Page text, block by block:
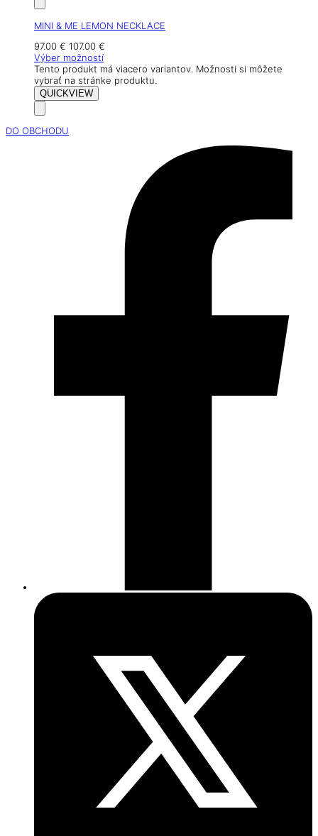
MINI & ME LEMON NECKLACE
97.00 € 107.00 €
Výber možností
Tento produkt má viacero variantov. Možnosti si môžete
vybrať na stránke produktu.
QUICKVIEW
DO OBCHODU